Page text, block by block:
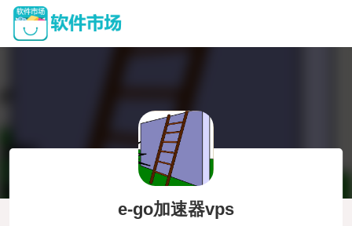
e-go加速器vps